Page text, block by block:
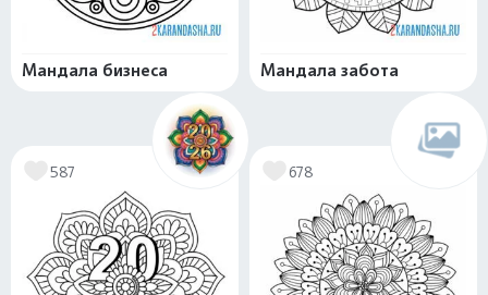
Мандала бизнеса Мандала забота
587 678